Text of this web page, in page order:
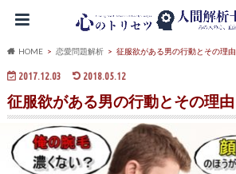
HOME 恋愛問題解析 征服欲がある男の行動とその理由
2017.12.03 2018.05.12
征服欲がある男の行動とその理由